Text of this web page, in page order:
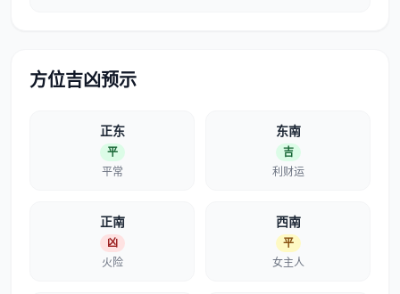
方位吉凶预示
正东
平
平常
东南
吉
利财运
正南
凶
火险
西南
平
女主人